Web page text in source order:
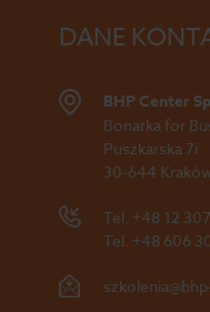
DANE
BHP Center
Bonarka for
Puszkarska 7i
30-644
Tel. +48 12
Tel. +48 606